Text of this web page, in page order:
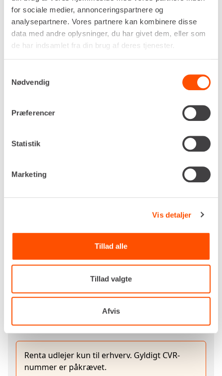
for sociale medier, annonceringspartnere og
analysepartnere. Vores partnere kan kombinere disse
data med andre oplysninger, du har givet dem, eller som
de har indsamlet fra din brug af deres tjenester.
Nødvendig
Præferencer
Statistik
Marketing
Vis detaljer
Tillad alle
Tillad valgte
Afvis
– Bygge- eller renoveringsprojekter hvor der skal
tørres fugt ud eller arbejdes i koldt miljø.
– Montagehaller, teltopstillinger eller lagerplads
hvor indirekte opvarmning ønskes (uden røg‐ eller
luftgener).
forbrændingsluft i rummet.
varmekanoner.
134,0
Luftstrøm
8.000 m³/t
Renta udlejer kun til erhverv. Gyldigt CVR-
nummer er påkrævet.